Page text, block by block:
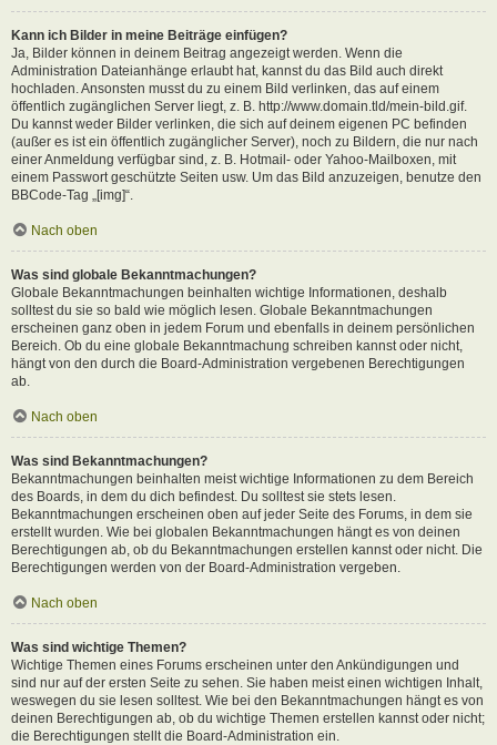
Kann ich Bilder in meine Beiträge einfügen?
Ja, Bilder können in deinem Beitrag angezeigt werden. Wenn die
Administration Dateianhänge erlaubt hat, kannst du das Bild auch direkt
hochladen. Ansonsten musst du zu einem Bild verlinken, das auf einem
öffentlich zugänglichen Server liegt, z. B. http://www.domain.tld/mein-bild.gif.
Du kannst weder Bilder verlinken, die sich auf deinem eigenen PC befinden
(außer es ist ein öffentlich zugänglicher Server), noch zu Bildern, die nur nach
einer Anmeldung verfügbar sind, z. B. Hotmail- oder Yahoo-Mailboxen, mit
einem Passwort geschützte Seiten usw. Um das Bild anzuzeigen, benutze den
BBCode-Tag „[img]“.
Nach oben
Was sind globale Bekanntmachungen?
Globale Bekanntmachungen beinhalten wichtige Informationen, deshalb
solltest du sie so bald wie möglich lesen. Globale Bekanntmachungen
erscheinen ganz oben in jedem Forum und ebenfalls in deinem persönlichen
Bereich. Ob du eine globale Bekanntmachung schreiben kannst oder nicht,
hängt von den durch die Board-Administration vergebenen Berechtigungen
ab.
Nach oben
Was sind Bekanntmachungen?
Bekanntmachungen beinhalten meist wichtige Informationen zu dem Bereich
des Boards, in dem du dich befindest. Du solltest sie stets lesen.
Bekanntmachungen erscheinen oben auf jeder Seite des Forums, in dem sie
erstellt wurden. Wie bei globalen Bekanntmachungen hängt es von deinen
Berechtigungen ab, ob du Bekanntmachungen erstellen kannst oder nicht. Die
Berechtigungen werden von der Board-Administration vergeben.
Nach oben
Was sind wichtige Themen?
Wichtige Themen eines Forums erscheinen unter den Ankündigungen und
sind nur auf der ersten Seite zu sehen. Sie haben meist einen wichtigen Inhalt,
weswegen du sie lesen solltest. Wie bei den Bekanntmachungen hängt es von
deinen Berechtigungen ab, ob du wichtige Themen erstellen kannst oder nicht;
die Berechtigungen stellt die Board-Administration ein.